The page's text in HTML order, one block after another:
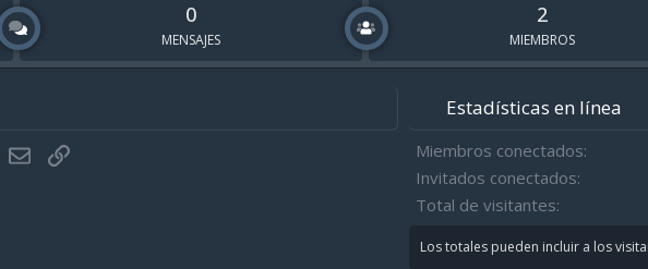
0
MENSAJES
2
MIEMBROS
WhatsApp
EmailEnlace
Estadísticas en línea
Miembros conectados
Invitados conectados
Total de visitantes
Los totales pueden incluir a los